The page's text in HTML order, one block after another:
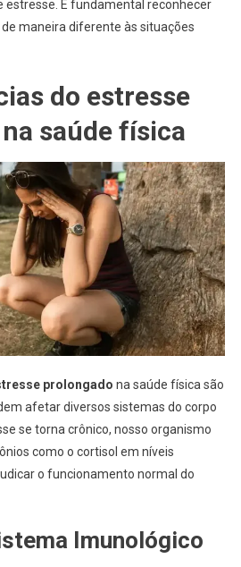
estresse. É fundamental reconhecer
maneira diferente às situações
do estresse
saúde física
prolongado na saúde física são
afetar diversos sistemas do corpo
se torna crônico, nosso organismo
como o cortisol em níveis
o funcionamento normal do
Imunológico